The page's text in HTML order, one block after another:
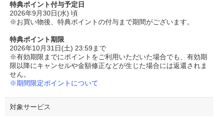
特典ポイント付与予定日
2026年9月30日(水) 頃
※お買い物後、特典ポイントの付与まで期間がございます。
特典ポイント期限
2026年10月31日(土) 23:59まで
※有効期限までにポイントをご利用いただいた場合でも、有効期
限以降にキャンセルや金額修正などが生じた場合には返還されま
せん。
※期間限定ポイントについて
対象サービス